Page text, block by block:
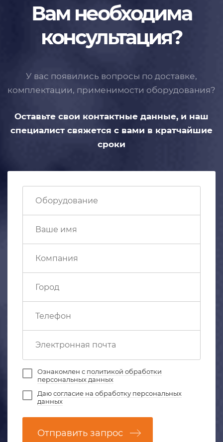
Вам необходима
консультация?
У вас появились вопросы по доставке,
комплектации, применимости оборудования?
Оставьте свои контактные данные, и наш
специалист свяжется с вами в кратчайшие
сроки
Ознакомлен с политикой обработки
персональных данных
Даюсогласие на обработку персональных
данных
Отправить запрос